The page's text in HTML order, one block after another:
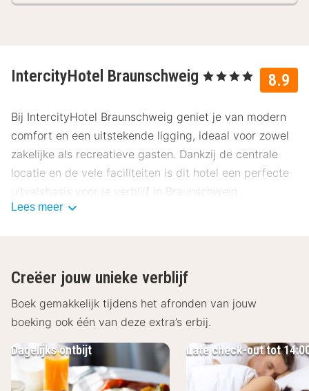
8.9
IntercityHotel Braunschweig , 4 Sterren
Bij IntercityHotel Braunschweig geniet je van modern
comfort en een uitstekende ligging, ideaal voor zowel
zakelijke als recreatieve gasten. Dankzij de centrale
locatie en de vele faciliteiten is dit hotel een perfecte
uitvalsbasis voor je verblijf in Braunschweig.
regio kunt verkennen. Binnen enkele minuten bereik je
de historische binnenstad met haar gezellige pleinen,
winkels en culturele bezienswaardigheden. De goede
verbindingen maken het hotel ideaal voor stedentrips,
zakenreizen en korte tussenstops.
Lees meer
Creëer jouw unieke verblijf
Boek gemakkelijk tijdens het afronden van jouw
boeking ook één van deze extra’s erbij.
Dagelijks ontbijt Late check-out tot